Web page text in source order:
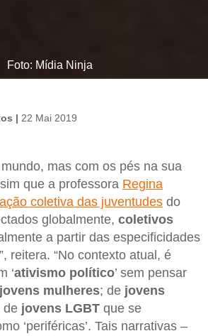
Foto: Mídia Ninja
| 22 Mai 2019
mas com os pés na sua
que a professora Regina
ação coletiva das juventudes do
globalmente, coletivos
a partir das especificidades
reitera. “No contexto atual, é
‘ativismo político’ sem pensar
jovens mulheres; de jovens
de jovens LGBT que se
‘periféricas’. Tais narrativas –